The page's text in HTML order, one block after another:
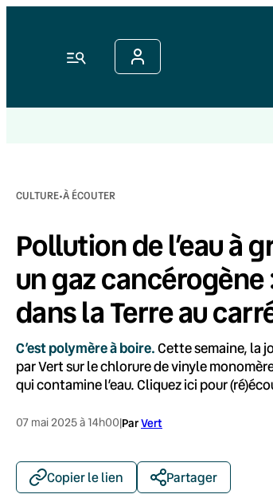
Menu
CULTURE·À ÉCOUTER
Pollution de l’eau à
un gaz
dans la Terre au
C’est polymère à boire.Cette semaine, la
par Vert sur le chlorure de vinyle
qui contamine l’eau. Cliquez ici pour
07 mai 2025 à 14h00|ParVert
Copier le lien Partager